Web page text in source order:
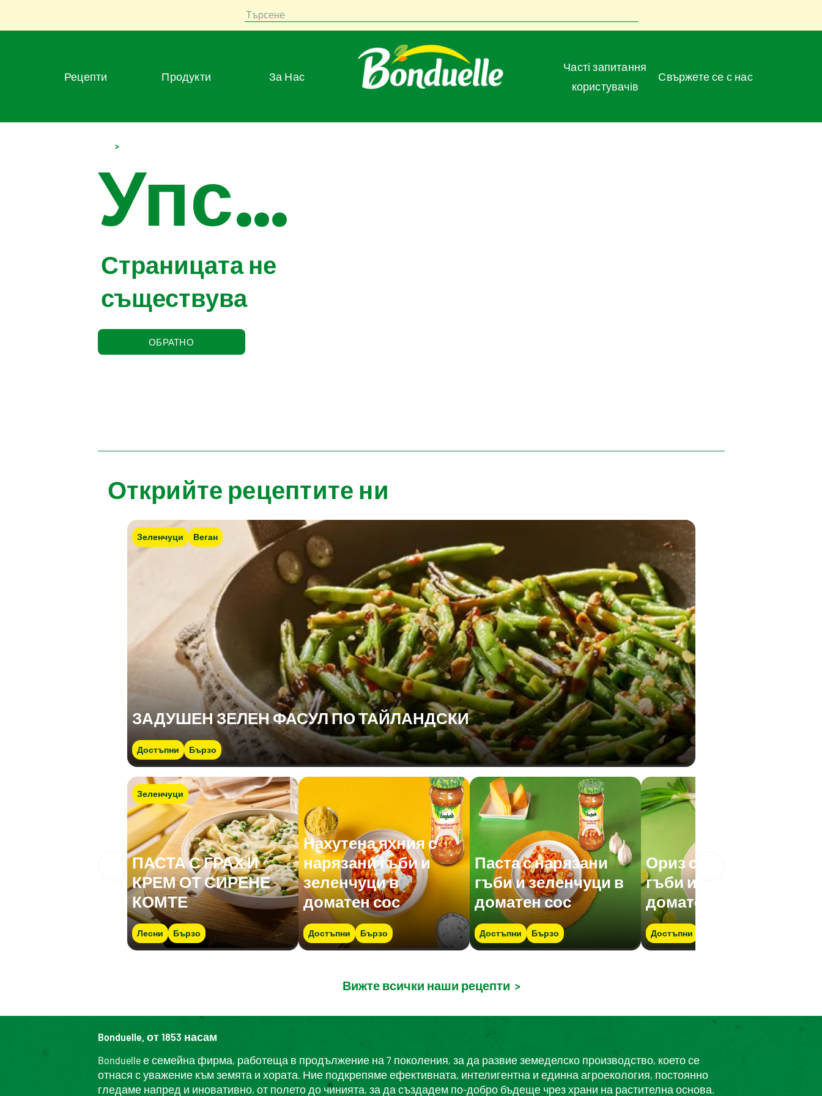
Търсене
Рецепти Продукти За Нас
Часті запитання
користувачів
Свържете се с нас
>
Упс...
Страницата не
съществува
ОБРАТНО
Открийте рецептите ни
Зеленчуци Веган
ЗАДУШЕН ЗЕЛЕН ФАСУЛ ПО ТАЙЛАНДСКИ
Достъпни Бързо
Зеленчуци
ПАСТА С ГРАХ И
КРЕМ ОТ СИРЕНЕ
КОМТЕ
Лесни Бързо
Нахутена яхния с
нарязани гъби и
зеленчуци в
доматен сос
Достъпни Бързо
Паста с нарязани
гъби и зеленчуци в
доматен сос
Достъпни Бързо
Ориз с нарязани
гъби и зеленчуци в
доматен сос
Достъпни
Вижте всички наши рецепти >
Bonduelle, от 1853 насам
Bonduelle е семейна фирма, работеща в продължение на 7 поколения, за да развие земеделско производство, което се
отнася с уважение към земята и хората. Ние подкрепяме ефективната, интелигентна и единна агроекология, постоянно
гледаме напред и иновативно, от полето до чинията, за да създадем по-добро бъдеще чрез храни на растителна основа.